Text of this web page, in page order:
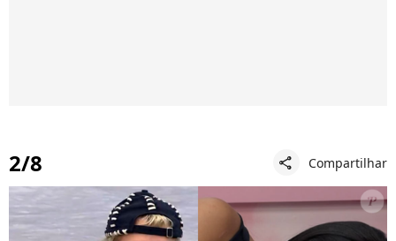
2/8 share Compartilhar